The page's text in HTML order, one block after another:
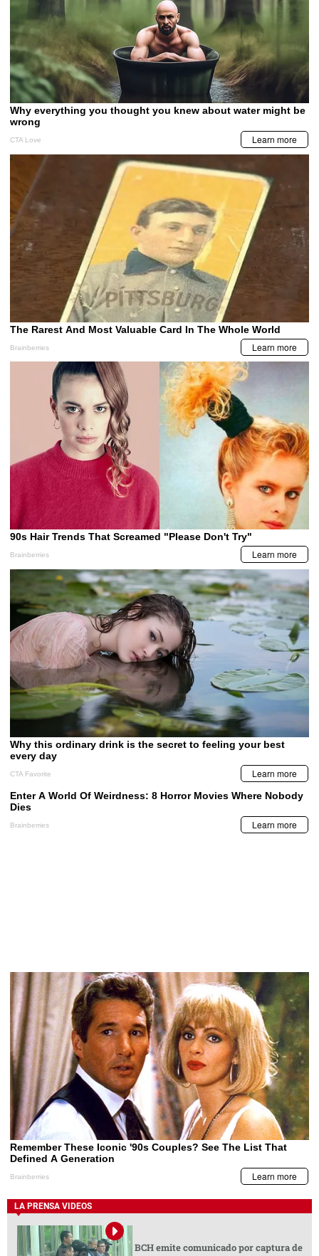
LA PRENSA VIDEOS
BCH emite comunicado por captura de